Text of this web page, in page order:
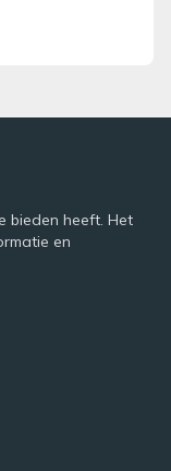
bieden heeft. Het
en